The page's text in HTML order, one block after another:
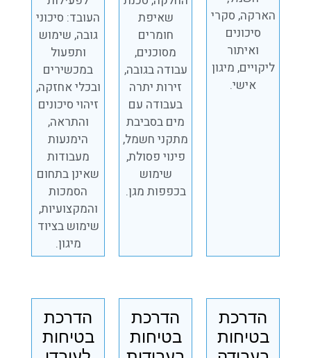
הארקה, סקרי
סיכונים
ואיתור
ליקויים, מיגון
אישי.
שאיפת
חומרים
מסוכנים,
עבודה בגובה,
זירות יתרה
בעבודה עם
מים בסביבת
מתקני חשמל,
פינוי פסולת,
שימוש
בכפפות מגן.
העובד: סיכוני
גובה, שימוש
ותפעול
במכשירים
ובכלי אחזקה,
זיהוי סיכונים
והתראה,
הימנעות
מעבודות
שאינן בתחום
הסמכות
והמקצועיות,
שימוש בציוד
מיגון.
הדרכת
בטיחות
הדרכת
בטיחות
הדרכת
בטיחות